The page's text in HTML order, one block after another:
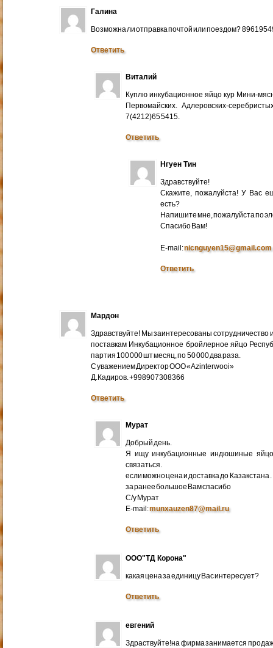
Галина
Возможна ли отправка почтой или поездом?
Ответить
Виталий
Куплю инкубационное яйцо кур Мини-
Первомайских. Адлеровских-
7(4212)65 5415.
Ответить
Нгуен Тин
Здравствуйте!
Скажите, пожалуйста! У Вас
есть?
Напишите мне, пожалуйста по
Cпасибо Вам!
E-mail:nicnguyen15@gmail.com
Ответить
Мардон
Здравствуйте! Мы заинтересованы сотрудничество
поставкам Инкубационное бройлерное яйцо
партия 100 000 шт месяц, по 50 000 два раза.
С уважением Директор ООО «Azinterwooi»
Д.Кадиров. +998907308366
Ответить
Мурат
Добрый день.
Я ищу инкубационные индюшиные
связаться.
если можно цена и доставка до Казакстана .
за ранее большое Вам спасибо
С/у Мурат
E-mail:munxauzen87@mail.ru
Ответить
ООО"ТД Корона"
какая цена за единицу Вас интересует?
Ответить
евгений
Здраствуйте!на фирма занимается